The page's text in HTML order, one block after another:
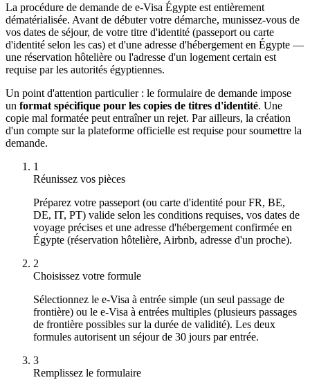
La procédure de demande de e-Visa Égypte est entièrement
dématérialisée. Avant de débuter votre démarche, munissez-vous de
vos dates de séjour, de votre titre d'identité (passeport ou carte
d'identité selon les cas) et d'une adresse d'hébergement en Égypte —
une réservation hôtelière ou l'adresse d'un logement certain est
requise par les autorités égyptiennes.
Un point d'attention particulier : le formulaire de demande impose
un format spécifique pour les copies de titres d'identité. Une
copie mal formatée peut entraîner un rejet. Par ailleurs, la création
d'un compte sur la plateforme officielle est requise pour soumettre la
demande.
1
Réunissez vos pièces
Préparez votre passeport (ou carte d'identité pour FR, BE,
DE, IT, PT) valide selon les conditions requises, vos dates de
voyage précises et une adresse d'hébergement confirmée en
Égypte (réservation hôtelière, Airbnb, adresse d'un proche).
2
Choisissez votre formule
Sélectionnez le e-Visa à entrée simple (un seul passage de
frontière) ou le e-Visa à entrées multiples (plusieurs passages
de frontière possibles sur la durée de validité). Les deux
formules autorisent un séjour de 30 jours par entrée.
3
Remplissez le formulaire